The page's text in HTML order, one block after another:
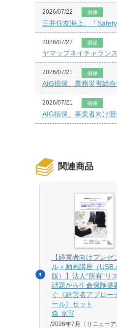
2026/07/22 損保
三井住友海上、「
2026/07/22 損保
ヤマップネイチャラン
2026/07/21 損保
AIG損保、業務災害総
2026/07/21 損保
AIG損保、事業者向け
関連商品
【経営者向けプレゼ
ル＋動画講座（USB
版）】法人“所有”リ
話題から生命保険提
ぐ《経営者アプロー
ール》セット
森 克宣
2026年7月〔リニューア